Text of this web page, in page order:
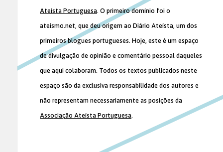
Ateísta Portuguesa. O primeiro domínio foi o
ateismo.net, que deu origem ao Diário Ateísta, um dos
primeiros blogues portugueses. Hoje, este é um espaço
de divulgação de opinião e comentário pessoal daqueles
que aqui colaboram. Todos os textos publicados neste
espaço são da exclusiva responsabilidade dos autores e
não representam necessariamente as posições da
Associação Ateísta Portuguesa.